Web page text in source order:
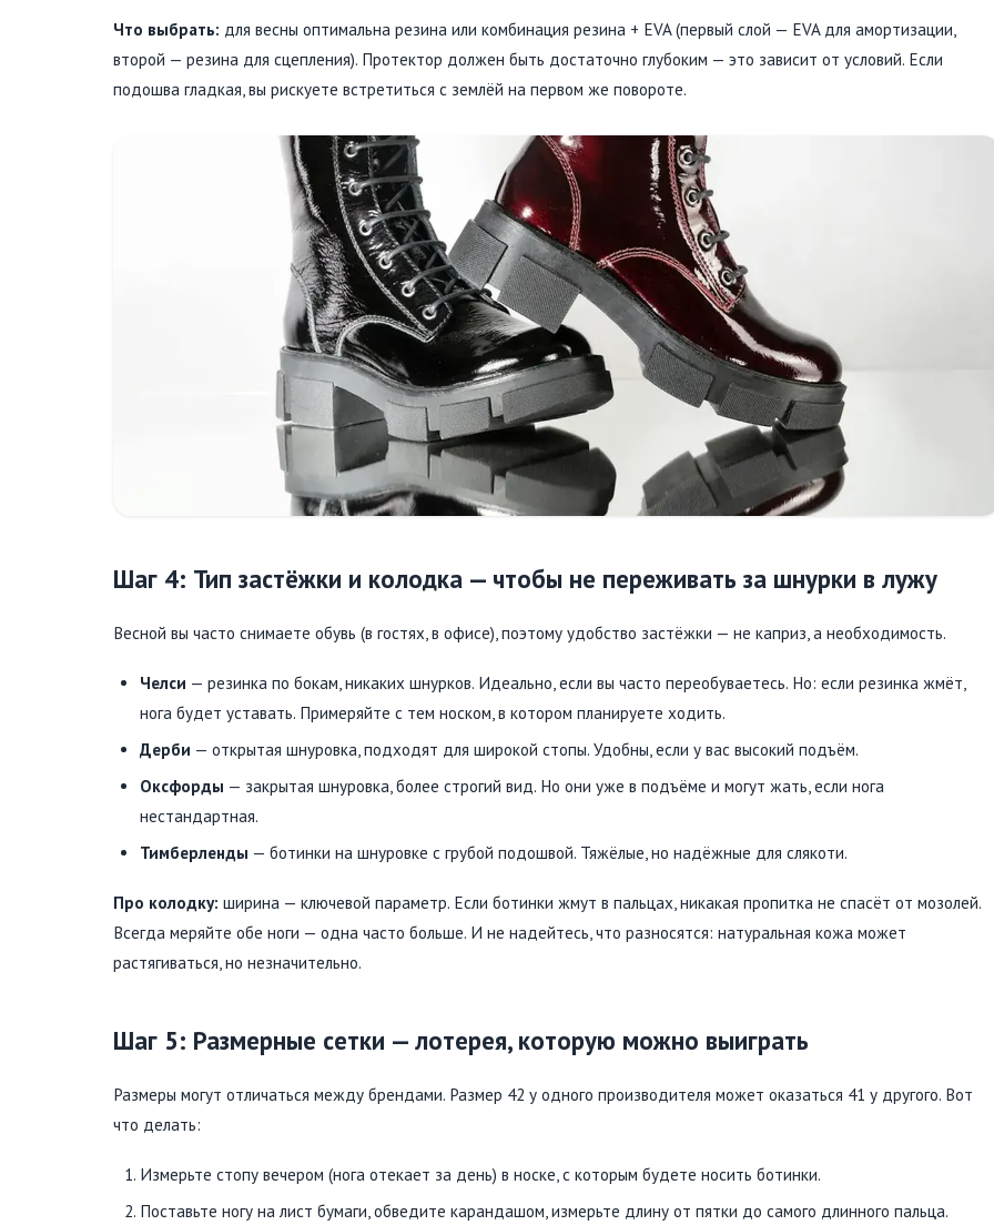
Что выбрать: для весны оптимальна резина или комбинация резина + EVA (первый слой — EVA для амортизации,
второй — резина для сцепления). Протектор должен быть достаточно глубоким — это зависит от условий. Если
подошва гладкая, вы рискуете встретиться с землёй на первом же повороте.
Шаг 4: Тип застёжки и колодка — чтобы не переживать за шнурки в лужу
Весной вы часто снимаете обувь (в гостях, в офисе), поэтому удобство застёжки — не каприз, а необходимость.
Челси — резинка по бокам, никаких шнурков. Идеально, если вы часто переобуваетесь. Но: если резинка жмёт,
нога будет уставать. Примеряйте с тем носком, в котором планируете ходить.
Дерби — открытая шнуровка, подходят для широкой стопы. Удобны, если у вас высокий подъём.
Оксфорды — закрытая шнуровка, более строгий вид. Но они уже в подъёме и могут жать, если нога
нестандартная.
Тимберленды — ботинки на шнуровке с грубой подошвой. Тяжёлые, но надёжные для слякоти.
Про колодку: ширина — ключевой параметр. Если ботинки жмут в пальцах, никакая пропитка не спасёт от мозолей.
Всегда меряйте обе ноги — одна часто больше. И не надейтесь, что разносятся: натуральная кожа может
растягиваться, но незначительно.
Шаг 5: Размерные сетки — лотерея, которую можно выиграть
Размеры могут отличаться между брендами. Размер 42 у одного производителя может оказаться 41 у другого. Вот
что делать:
Измерьте стопу вечером (нога отекает за день) в носке, с которым будете носить ботинки.
Поставьте ногу на лист бумаги, обведите карандашом, измерьте длину от пятки до самого длинного пальца.